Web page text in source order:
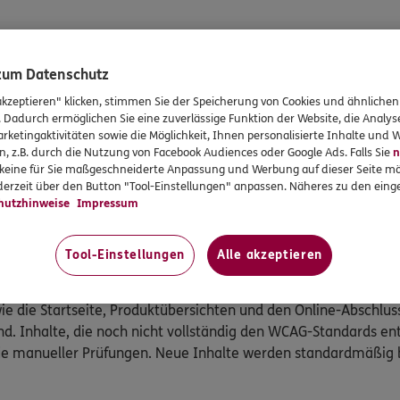
Formen von Einschränkungen haben, um
und Services gut nutzen können. Deshalb wird
verwendet ERGO auf den Websites und mobilen
umfasst. Mithilfe der Software können Nutzer
Anforderungen für Designer und Entwickler, um die
Stufe AA und Stufe AAA. Die ERGO Websites und
die Startseite, Produktübersichten und den Online-
Inhalte, die noch nicht vollständig den WCAG-Standards
manueller Prüfungen. Neue Inhalte werden
Datenschutz
klicken, stimmen Sie der Speicherung von Cookies und
ermöglichen Sie eine zuverlässige Funktion der Website, die
sowie die Möglichkeit, Ihnen personalisierte Inhalte und
z.B. durch die Nutzung von Facebook Audiences oder Google Ads. Falls Sie
für Sie maßgeschneiderte Anpassung und Werbung auf dieser Seite
über den Button "Tool-Einstellungen" anpassen. Näheres zu den
Impressum
Tool-Einstellungen Alle akzeptieren